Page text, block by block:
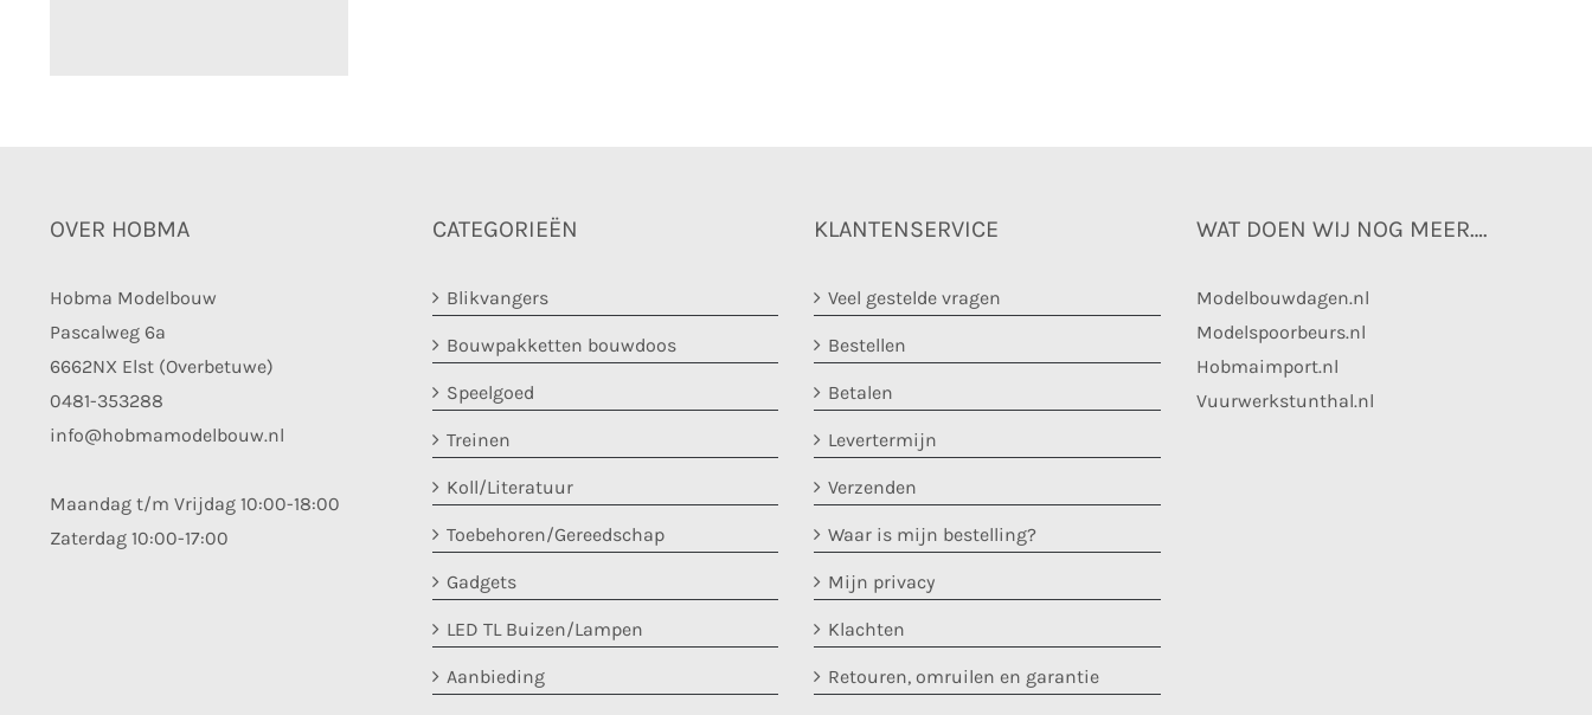
OVER HOBMA
Hobma Modelbouw
Pascalweg 6a
6662NX Elst (Overbetuwe)
0481-353288
info@hobmamodelbouw.nl
Maandag t/m Vrijdag 10:00-18:00
Zaterdag 10:00-17:00
CATEGORIEËN
Blikvangers
Bouwpakketten bouwdoos
Speelgoed
Treinen
Koll/Literatuur
Toebehoren/Gereedschap
Gadgets
LED TL Buizen/Lampen
Aanbieding
KLANTENSERVICE
Veel gestelde vragen
Bestellen
Betalen
Levertermijn
Verzenden
Waar is mijn bestelling?
Mijn privacy
Klachten
Retouren, omruilen en garantie
WAT DOEN WIJ NOG MEER….
Modelbouwdagen.nl
Modelspoorbeurs.nl
Hobmaimport.nl
Vuurwerkstunthal.nl